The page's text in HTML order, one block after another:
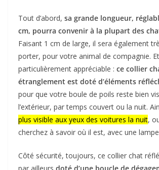
Tout d’abord, sa grande longueur,
cm, pourra convenir à la plupart des
Faisant 1 cm de large, il sera également
porter, pour votre animal de compagnie.
particulièrement appréciable : ce collier
étranglement est doté d’éléments
pour que votre boule de poils reste bien
l’extérieur, par temps couvert ou la nuit.
plus visible aux yeux des voitures la nuit,
cherchez à savoir où il est, avec une
Côté sécurité, toujours, ce collier chat
par ailleurs doté d’une boucle de